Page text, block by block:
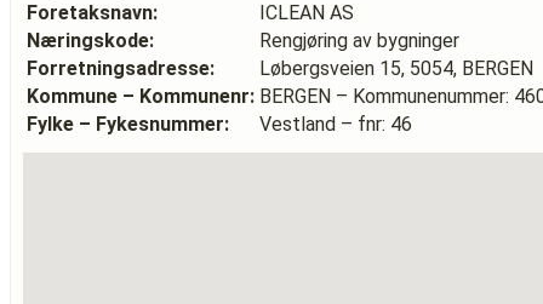
Foretaksnavn:
ICLEAN AS
Næringskode:
Rengjøring av bygninger
Forretningsadresse:
Løbergsveien 15, 5054, BERGEN
Kommune – Kommunenr: BERGEN – Kommunenummer:
Fylke – Fykesnummer:
Vestland – fnr: 46